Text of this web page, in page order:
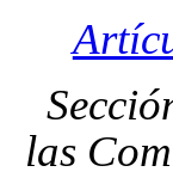
las